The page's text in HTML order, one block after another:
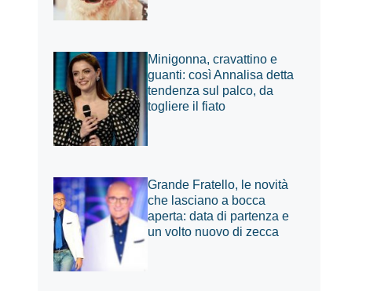
Minigonna, cravattino e
guanti: così Annalisa detta
tendenza sul palco, da
togliere il fiato
Grande Fratello, le novità
che lasciano a bocca
aperta: data di partenza e
un volto nuovo di zecca